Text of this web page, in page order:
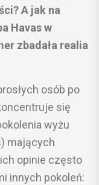
A jak na
Havas w
zbadała realia
osób po
się
wyżu
mających
opinie często
innych pokoleń: